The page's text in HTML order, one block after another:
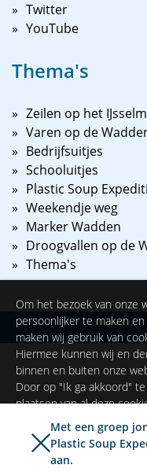
Twitter
YouTube
Thema's
Zeilen op het
Varen op de
Bedrijfsuitjes
Schooluitjes
Plastic Soup
Weekendje weg
Marker Wadden
Droogvallen op de
Thema's
©
Met een groep
Plastic Soup
aan.
Om het bezoek van onze
persoonlijker te maken
maken wij gebruik van
Hiermee kunnen wij en
binnen en buiten onze
Door op "Ik ga akkoord"
plaatsen van al deze
Ik ga akkoord